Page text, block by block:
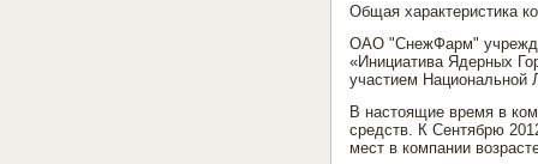
Общая характеристика
ОАО "СнежФарм"
«Инициатива Ядерных
участием Национальной
В настоящие время в
средств. К Сентябрю
мест в компании